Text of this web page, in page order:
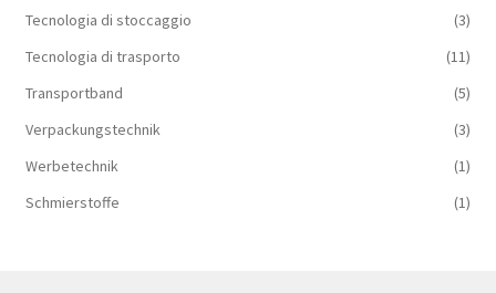
Tecnologia di stoccaggio
(3)
Tecnologia di trasporto
(11)
Transportband
(5)
Verpackungstechnik
(3)
Werbetechnik
(1)
Schmierstoffe
(1)